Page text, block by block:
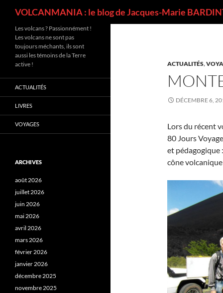
VOLCANMANIA : le blog de Jacques-Marie
ACTUALITÉS,
DÉCEMBRE 6,
Lors du récent
80 Jours
et pédagogique
cône
Les volcans ? Passionnément !
Les volcans ne sont pas
toujours méchants, ils sont
aussi les témoins de la Terre
active !
ACTUALITÉS
LIVRES
VOYAGES
ARCHIVES
août 2026
juillet 2026
juin 2026
mai 2026
avril 2026
mars 2026
février 2026
janvier 2026
décembre 2025
novembre 2025